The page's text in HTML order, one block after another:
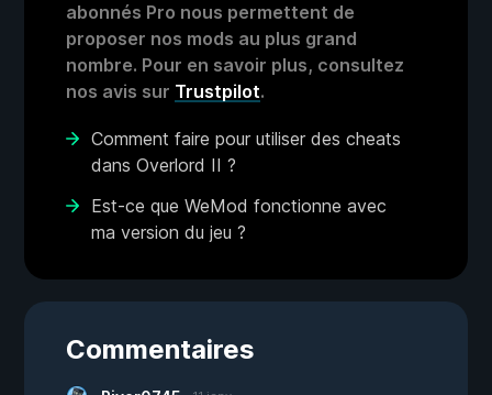
abonnés Pro nous permettent de
proposer nos mods au plus grand
nombre. Pour en savoir plus, consultez
nos avis sur Trustpilot.
Comment faire pour utiliser des cheats
dans Overlord II ?
Est-ce que WeMod fonctionne avec
ma version du jeu ?
Commentaires